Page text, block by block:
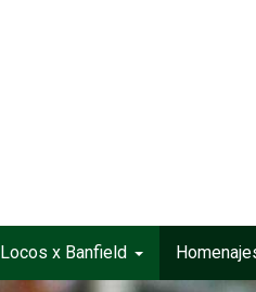
Locos x Banfield